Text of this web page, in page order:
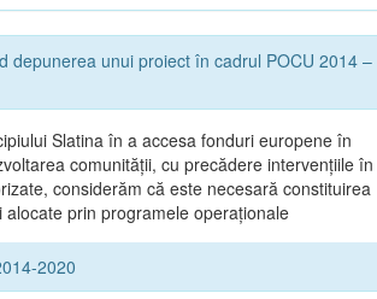
depunerea unui proiect în cadrul POCU 2014 –
Slatina în a accesa fonduri europene în
comunității, cu precădere intervențiile în
considerăm că este necesară constituirea
prin programele operaționale
2020